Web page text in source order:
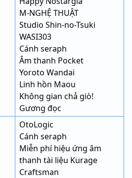
M-NGHỆ THUẬT
Studio Shin-no-Tsuki
WASI303
Cánh seraph
Âm thanh Pocket
Yoroto Wandai
Linh hồn Maou
Không gian chả giò!
Gương đọc
OtoLogic
Cánh seraph
Miễn phí hiệu ứng âm
thanh tài liệu Kurage
Craftsman